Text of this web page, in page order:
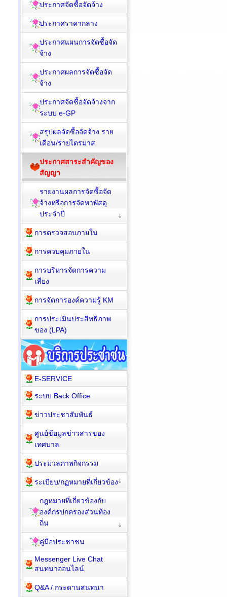
ประกาศจัดซื้อจัดจ้าง
ประกาศราคากลาง
ประกาศแผนการจัดซื้อจัด
จ้าง
ประกาศผลการจัดซื้อจัด
จ้าง
ประกาศจัดซื้อจัดจ้างจาก
ระบบ e-GP
สรุปผลจัดซื้อจัดจ้าง ราย
เดือน/รายไตรมาส
ประกาศสาระสำคัญของ
สัญญา
รายงานผลการจัดซื้อจัด
จ้างหรือการจัดหาพัสดุ
ประจำปี
การตรวจสอบภายใน
การควบคุมภายใน
การบริหารจัดการความ
เสี่ยง
การจัดการองค์ความรู้ KM
การประเมินประสิทธิภาพ
ของ (LPA)
E-SERVICE
ระบบ Back Office
ข่าวประชาสัมพันธ์
ศูนย์ข้อมูลข่าวสารของ
เทศบาล
ประมวลภาพกิจกรรม
ระเบียบ/กฏหมายที่เกี่ยวข้อง
กฎหมายที่เกี่ยวข้องกับ
องค์กรปกครองส่วนท้อง
ถิ่น
คู่มือประชาชน
Messenger Live Chat
สนทนาออนไลน์
Q&A / กระดานสนทนา